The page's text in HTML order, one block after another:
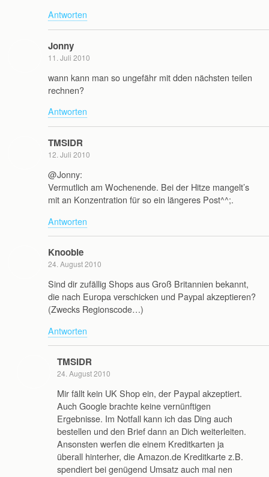
Antworten
Jonny
11. Juli 2010
wann kann man so ungefähr mit dden nächsten teilen
rechnen?
Antworten
TMSIDR
12. Juli 2010
@Jonny:
Vermutlich am Wochenende. Bei der Hitze mangelt’s
mit an Konzentration für so ein längeres Post^^;.
Antworten
Knoobie
24. August 2010
Sind dir zufällig Shops aus Groß Britannien bekannt,
die nach Europa verschicken und Paypal akzeptieren?
(Zwecks Regionscode…)
Antworten
TMSIDR
24. August 2010
Mir fällt kein UK Shop ein, der Paypal akzeptiert.
Auch Google brachte keine vernünftigen
Ergebnisse. Im Notfall kann ich das Ding auch
bestellen und den Brief dann an Dich weiterleiten.
Ansonsten werfen die einem Kreditkarten ja
überall hinterher, die Amazon.de Kreditkarte z.B.
spendiert bei genügend Umsatz auch mal nen